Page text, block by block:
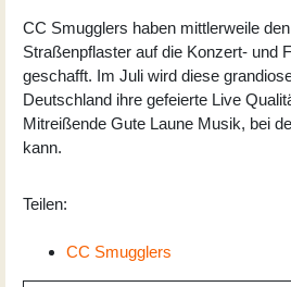
CC Smugglers haben mittlerweile
Straßenpflaster auf die Konzert- und
geschafft. Im Juli wird diese
Deutschland ihre gefeierte Live
Mitreißende Gute Laune Musik, bei
kann.
Teilen:
CC Smugglers